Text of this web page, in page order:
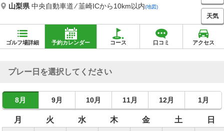
山梨県中央自動車道 ⁄ 韮崎ICから10km以内(地図)
天気
ゴルフ場詳細 予約カレンダー コース 口コミ アクセス
プレー日を選択してください
8月 9月 10月 11月 12月 1月
月 火 水 木 金 土 日